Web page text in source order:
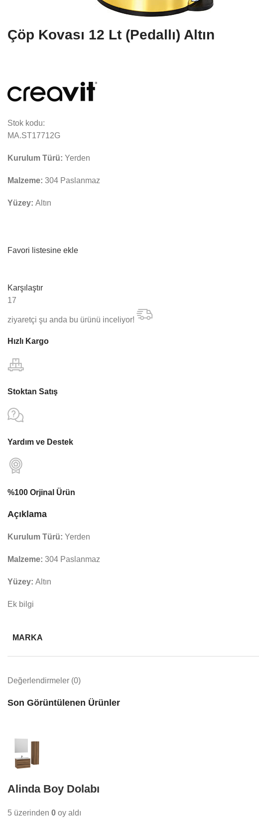
Çöp Kovası 12 Lt (Pedallı) Altın
Stok kodu:
MA.ST17712G
Kurulum Türü: Yerden
Malzeme: 304 Paslanmaz
Yüzey: Altın
Favori listesine ekle
Karşılaştır
17
ziyaretçi şu anda bu ürünü inceliyor!
Hızlı Kargo
Stoktan Satış
Yardım ve Destek
%100 Orjinal Ürün
Açıklama
Kurulum Türü: Yerden
Malzeme: 304 Paslanmaz
Yüzey: Altın
Ek bilgi
MARKA
Değerlendirmeler (0)
Son Görüntülenen Ürünler
Alinda Boy Dolabı
5 üzerinden 0 oy aldı